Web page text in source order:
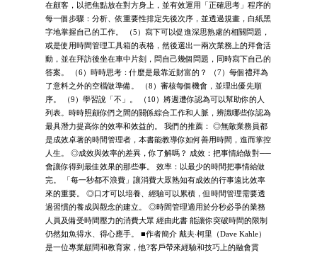
在顧客，以把焦點放在對方身上，並有效運用「正確思考」程序的
每一個步驟：分析、依重要性排定先後次序，並透過規畫，白紙黑
字地掌握自己的工作。 （5）寫下可以促進深思熟慮的相關問題，
或是使用時間管理工具箱的表格，然後選出一兩次業務上的拜會活
動，並在拜訪後坐在車中片刻，問自己幾個問題，同時寫下自己的
答案。 （6）時時思考：什麼是最靠近財富的？ （7）每個禮拜為
了意料之外的空檔做準備。 （8）審核每個機會，並理出優先順
序。 （9）學習說「不」。 （10）將週遭你認為可以幫助你的人
列表。時時照顧你們之間的關係綜合工作和人脈，辨識哪些你認為
最具潛力提高你的效率和效益的。 我們的推薦： ◎無敵業務員都
是成效卓著的時間管理者，本書能教導你如何善用時間，進而掌控
人生。 ◎成效與效率的差異，你了解嗎？ 成效：把事情給做對──
會讓你得到最佳效果的那些事。 效率：以最少的時間把事情給做
完。 「每一秒都不浪費」讓消費大眾熟知有成效的行事遠比效率
來的重要。 ◎口才可以培養、經驗可以累積，但時間管理需要透
過習慣的養成與觀念的建立。 ◎時間管理適用於分秒必爭的業務
人員及備受時間壓力的消費大眾 經由此書 能讓你突破時間的限制
仍然如魚得水、得心應手。 ■作者簡介 戴夫‧柯里（Dave Kahle）
是一位專業顧問和教育家，他?客戶帶來經驗和技巧上的融會貫